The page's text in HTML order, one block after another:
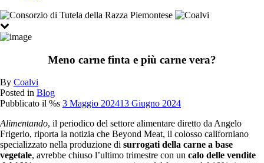
Meno carne finta e più carne vera?
By Coalvi
Posted in Blog
Pubblicato il %s 3 Maggio 202413 Giugno 2024
Alimentando, il periodico del settore alimentare diretto da Angelo
Frigerio, riporta la notizia che Beyond Meat, il colosso californiano
specializzato nella produzione di surrogati della carne a base
vegetale, avrebbe chiuso l’ultimo trimestre con un calo delle vendite